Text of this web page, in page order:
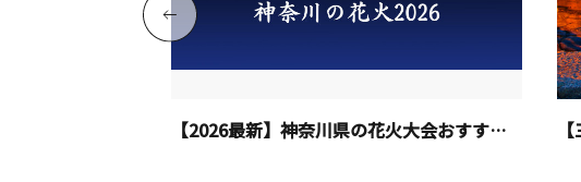
【2026最新】神奈川県の花火大会おすすめ9選！開催日程